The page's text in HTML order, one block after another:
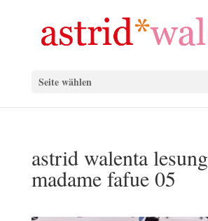
Seite wählen
astrid walenta lesung
madame fafue 05